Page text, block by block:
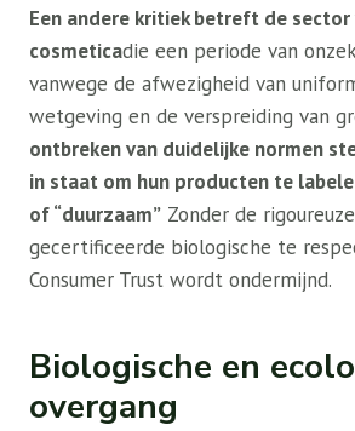
Een andere kritiek betreft de
cosmeticadie een periode van
vanwege de afwezigheid van
wetgeving en de verspreiding van
ontbreken van duidelijke normen
in staat om hun producten te
of “duurzaam” Zonder de
gecertificeerde biologische te
Consumer Trust wordt ondermijnd.
Biologische en
overgang